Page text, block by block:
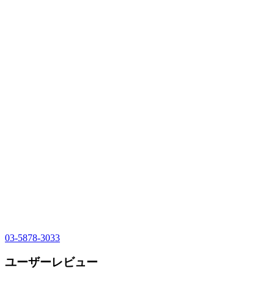
03-5878-3033
ユーザーレビュー